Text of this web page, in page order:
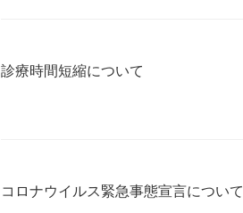
診療時間短縮について
コロナウイルス緊急事態宣言について